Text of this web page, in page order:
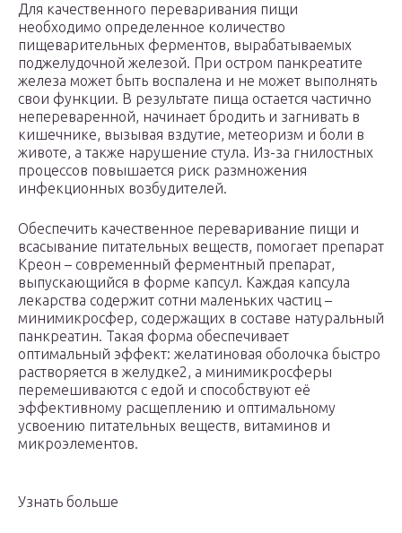
Для качественного переваривания пищи
необходимо определенное количество
пищеварительных ферментов, вырабатываемых
поджелудочной железой. При остром панкреатите
железа может быть воспалена и не может выполнять
свои функции. В результате пища остается частично
непереваренной, начинает бродить и загнивать в
кишечнике, вызывая вздутие, метеоризм и боли в
животе, а также нарушение стула. Из-за гнилостных
процессов повышается риск размножения
инфекционных возбудителей.
Обеспечить качественное переваривание пищи и
всасывание питательных веществ, помогает препарат
Креон – современный ферментный препарат,
выпускающийся в форме капсул. Каждая капсула
лекарства содержит сотни маленьких частиц –
минимикросфер, содержащих в составе натуральный
панкреатин. Такая форма обеспечивает
оптимальный эффект: желатиновая оболочка быстро
растворяется в желудке2, а минимикросферы
перемешиваются с едой и способствуют её
эффективному расщеплению и оптимальному
усвоению питательных веществ, витаминов и
микроэлементов.
Узнать больше